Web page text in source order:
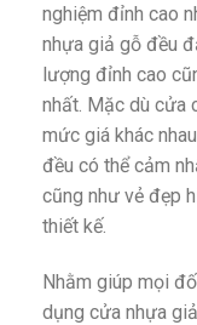
nghiệm đỉnh cao
nhựa giả gỗ đều
lượng đỉnh cao
nhất. Mặc dù cửa
mức giá khác
đều có thể cảm
cũng như vẻ đẹp
thiết kế.
Nhằm giúp mọi
dụng cửa nhựa